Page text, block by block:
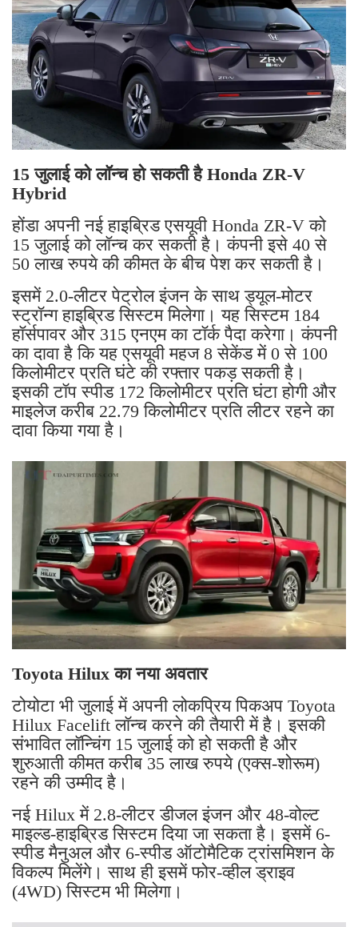
15 जुलाई को लॉन्च हो सकती है Honda ZR-V
Hybrid
होंडा अपनी नई हाइब्रिड एसयूवी Honda ZR-V को
15 जुलाई को लॉन्च कर सकती है। कंपनी इसे 40 से
50 लाख रुपये की कीमत के बीच पेश कर सकती है।
इसमें 2.0-लीटर पेट्रोल इंजन के साथ ड्यूल-मोटर
स्ट्रॉन्ग हाइब्रिड सिस्टम मिलेगा। यह सिस्टम 184
हॉर्सपावर और 315 एनएम का टॉर्क पैदा करेगा। कंपनी
का दावा है कि यह एसयूवी महज 8 सेकेंड में 0 से 100
किलोमीटर प्रति घंटे की रफ्तार पकड़ सकती है।
इसकी टॉप स्पीड 172 किलोमीटर प्रति घंटा होगी और
माइलेज करीब 22.79 किलोमीटर प्रति लीटर रहने का
दावा किया गया है।
Toyota Hilux का नया अवतार
टोयोटा भी जुलाई में अपनी लोकप्रिय पिकअप Toyota
Hilux Facelift लॉन्च करने की तैयारी में है। इसकी
संभावित लॉन्चिंग 15 जुलाई को हो सकती है और
शुरुआती कीमत करीब 35 लाख रुपये (एक्स-शोरूम)
रहने की उम्मीद है।
नई Hilux में 2.8-लीटर डीजल इंजन और 48-वोल्ट
माइल्ड-हाइब्रिड सिस्टम दिया जा सकता है। इसमें 6-
स्पीड मैनुअल और 6-स्पीड ऑटोमैटिक ट्रांसमिशन के
विकल्प मिलेंगे। साथ ही इसमें फोर-व्हील ड्राइव
(4WD) सिस्टम भी मिलेगा।